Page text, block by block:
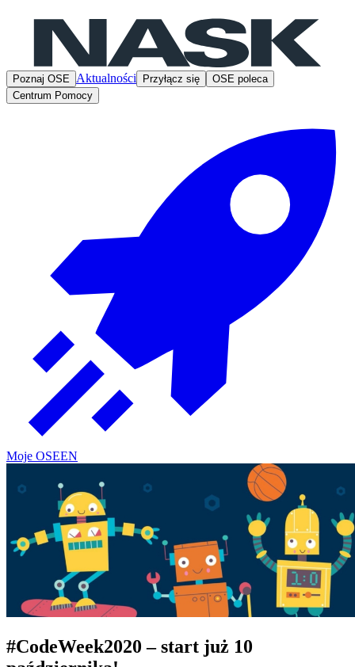
Poznaj OSE Aktualności Przyłącz się
OSE poleca
Centrum Pomocy
Moje OSEEN
#CodeWeek2020 – start już 10